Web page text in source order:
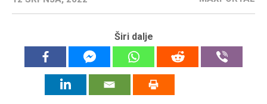
Širi dalje